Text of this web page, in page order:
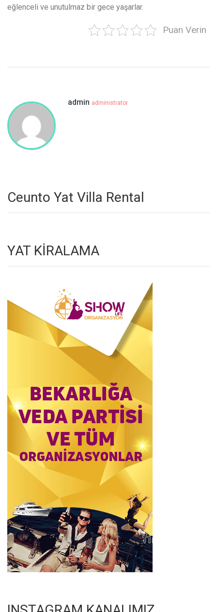
eğlenceli ve unutulmaz bir gece yaşarlar.
Puan Verin
admin administrator
Ceunto Yat Villa Rental
YAT KİRALAMA